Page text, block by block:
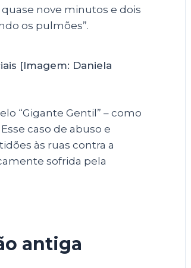
nove minutos e dois
os pulmões”.
[Imagem: Daniela
“Gigante Gentil” – como
caso de abuso e
às ruas contra a
sofrida pela
antiga